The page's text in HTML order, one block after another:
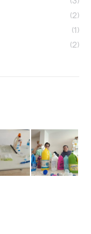
(2)
(1)
(2)